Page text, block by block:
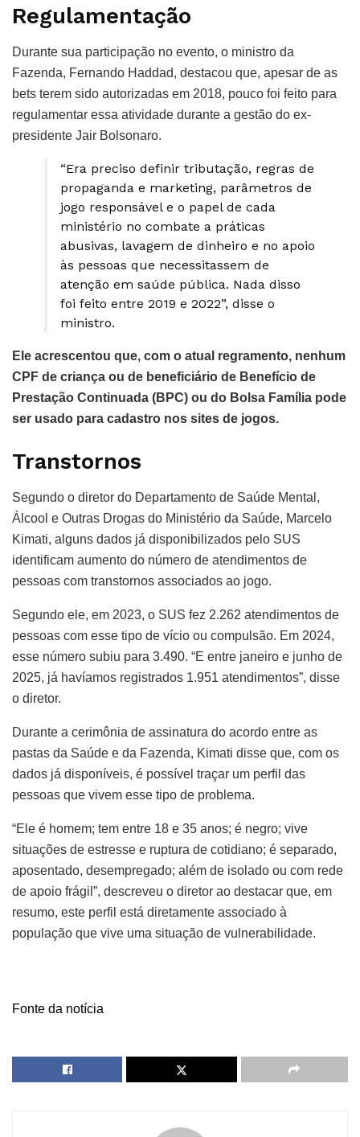
Regulamentação
Durante sua participação no evento, o ministro da
Fazenda, Fernando Haddad, destacou que, apesar de as
bets terem sido autorizadas em 2018, pouco foi feito para
regulamentar essa atividade durante a gestão do ex-
presidente Jair Bolsonaro.
“Era preciso definir tributação, regras de
propaganda e marketing, parâmetros de
jogo responsável e o papel de cada
ministério no combate a práticas
abusivas, lavagem de dinheiro e no apoio
às pessoas que necessitassem de
atenção em saúde pública. Nada disso
foi feito entre 2019 e 2022”, disse o
ministro.
Ele acrescentou que, com o atual regramento, nenhum
CPF de criança ou de beneficiário de Benefício de
Prestação Continuada (BPC) ou do Bolsa Família pode
ser usado para cadastro nos sites de jogos.
Transtornos
Segundo o diretor do Departamento de Saúde Mental,
Álcool e Outras Drogas do Ministério da Saúde, Marcelo
Kimati, alguns dados já disponibilizados pelo SUS
identificam aumento do número de atendimentos de
pessoas com transtornos associados ao jogo.
Segundo ele, em 2023, o SUS fez 2.262 atendimentos de
pessoas com esse tipo de vício ou compulsão. Em 2024,
esse número subiu para 3.490. “E entre janeiro e junho de
2025, já havíamos registrados 1.951 atendimentos”, disse
o diretor.
Durante a cerimônia de assinatura do acordo entre as
pastas da Saúde e da Fazenda, Kimati disse que, com os
dados já disponíveis, é possível traçar um perfil das
pessoas que vivem esse tipo de problema.
“Ele é homem; tem entre 18 e 35 anos; é negro; vive
situações de estresse e ruptura de cotidiano; é separado,
aposentado, desempregado; além de isolado ou com rede
de apoio frágil”, descreveu o diretor ao destacar que, em
resumo, este perfil está diretamente associado à
população que vive uma situação de vulnerabilidade.
Fonte da notícia